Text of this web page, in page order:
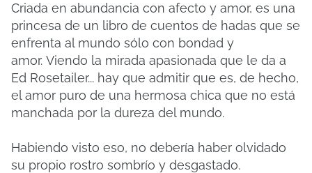
Criada en abundancia con afecto y amor, es una
princesa de un libro de cuentos de hadas que se
enfrenta al mundo sólo con bondad y
amor. Viendo la mirada apasionada que le da a
Ed Rosetailer... hay que admitir que es, de hecho,
el amor puro de una hermosa chica que no está
manchada por la dureza del mundo.
Habiendo visto eso, no debería haber olvidado
su propio rostro sombrío y desgastado.